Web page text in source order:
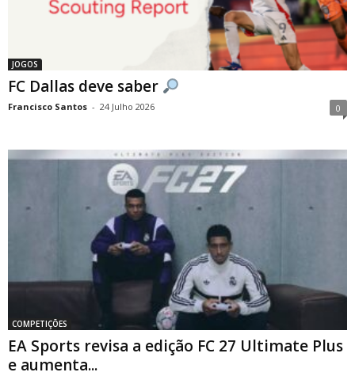
JOGOS
FC Dallas deve saber
Francisco Santos - 24 Julho 2026 0
COMPETIÇÕES
EA Sports revisa a edição FC 27 Ultimate Plus
e aumenta...